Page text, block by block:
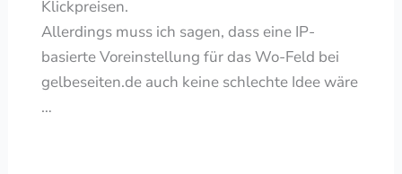
Klickpreisen.
Allerdings muss ich sagen, dass eine IP-
basierte Voreinstellung für das Wo-Feld bei
gelbeseiten.de auch keine schlechte Idee wäre
…